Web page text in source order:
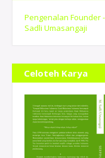
Pengenalan Founder
Sadli Umasangaji
Celoteh Karya